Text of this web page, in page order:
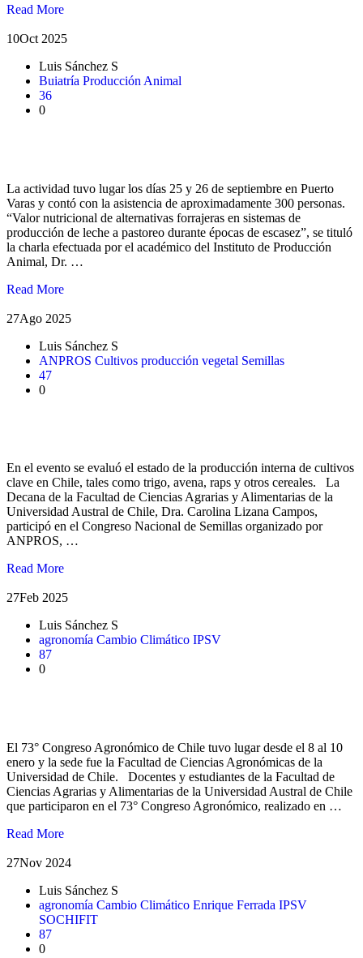
Read More
10Oct 2025
Luis Sánchez S
Buiatría Producción Animal
36
0
La actividad tuvo lugar los días 25 y 26 de septiembre en Puerto
Varas y contó con la asistencia de aproximadamente 300 personas.
“Valor nutricional de alternativas forrajeras en sistemas de
producción de leche a pastoreo durante épocas de escasez”, se tituló
la charla efectuada por el académico del Instituto de Producción
Animal, Dr. …
Read More
27Ago 2025
Luis Sánchez S
ANPROS Cultivos producción vegetal Semillas
47
0
En el evento se evaluó el estado de la producción interna de cultivos
clave en Chile, tales como trigo, avena, raps y otros cereales. La
Decana de la Facultad de Ciencias Agrarias y Alimentarias de la
Universidad Austral de Chile, Dra. Carolina Lizana Campos,
participó en el Congreso Nacional de Semillas organizado por
ANPROS, …
Read More
27Feb 2025
Luis Sánchez S
agronomía Cambio Climático IPSV
87
0
El 73° Congreso Agronómico de Chile tuvo lugar desde el 8 al 10
enero y la sede fue la Facultad de Ciencias Agronómicas de la
Universidad de Chile. Docentes y estudiantes de la Facultad de
Ciencias Agrarias y Alimentarias de la Universidad Austral de Chile
que participaron en el 73° Congreso Agronómico, realizado en …
Read More
27Nov 2024
Luis Sánchez S
agronomía Cambio Climático Enrique Ferrada IPSV
SOCHIFIT
87
0